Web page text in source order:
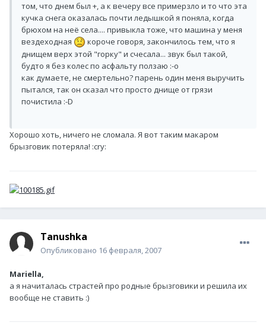
том, что днем был +, а к вечеру все примерзло и то что эта
кучка снега оказалась почти ледышкой я поняла, когда
брюхом на неё села.... привыкла тоже, что машина у меня
вездеходная
короче говоря, закончилось тем, что я
днищем верх этой "горку" и счесала... звук был такой,
будто я без колес по асфальту ползаю :-o
как думаете, не смертельно? парень один меня выручить
пытался, так он сказал что просто днище от грязи
почистила :-D
Хорошо хоть, ничего не сломала. Я вот таким макаром
брызговик потеряла! :cry:
Tanushka
Опубликовано 16 февраля, 2007
Mariella,
а я начиталась страстей про родные брызговики и решила их
вообще не ставить :)